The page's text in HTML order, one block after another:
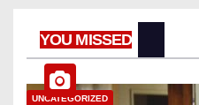
YOU MISSED
UNCATEGORIZED